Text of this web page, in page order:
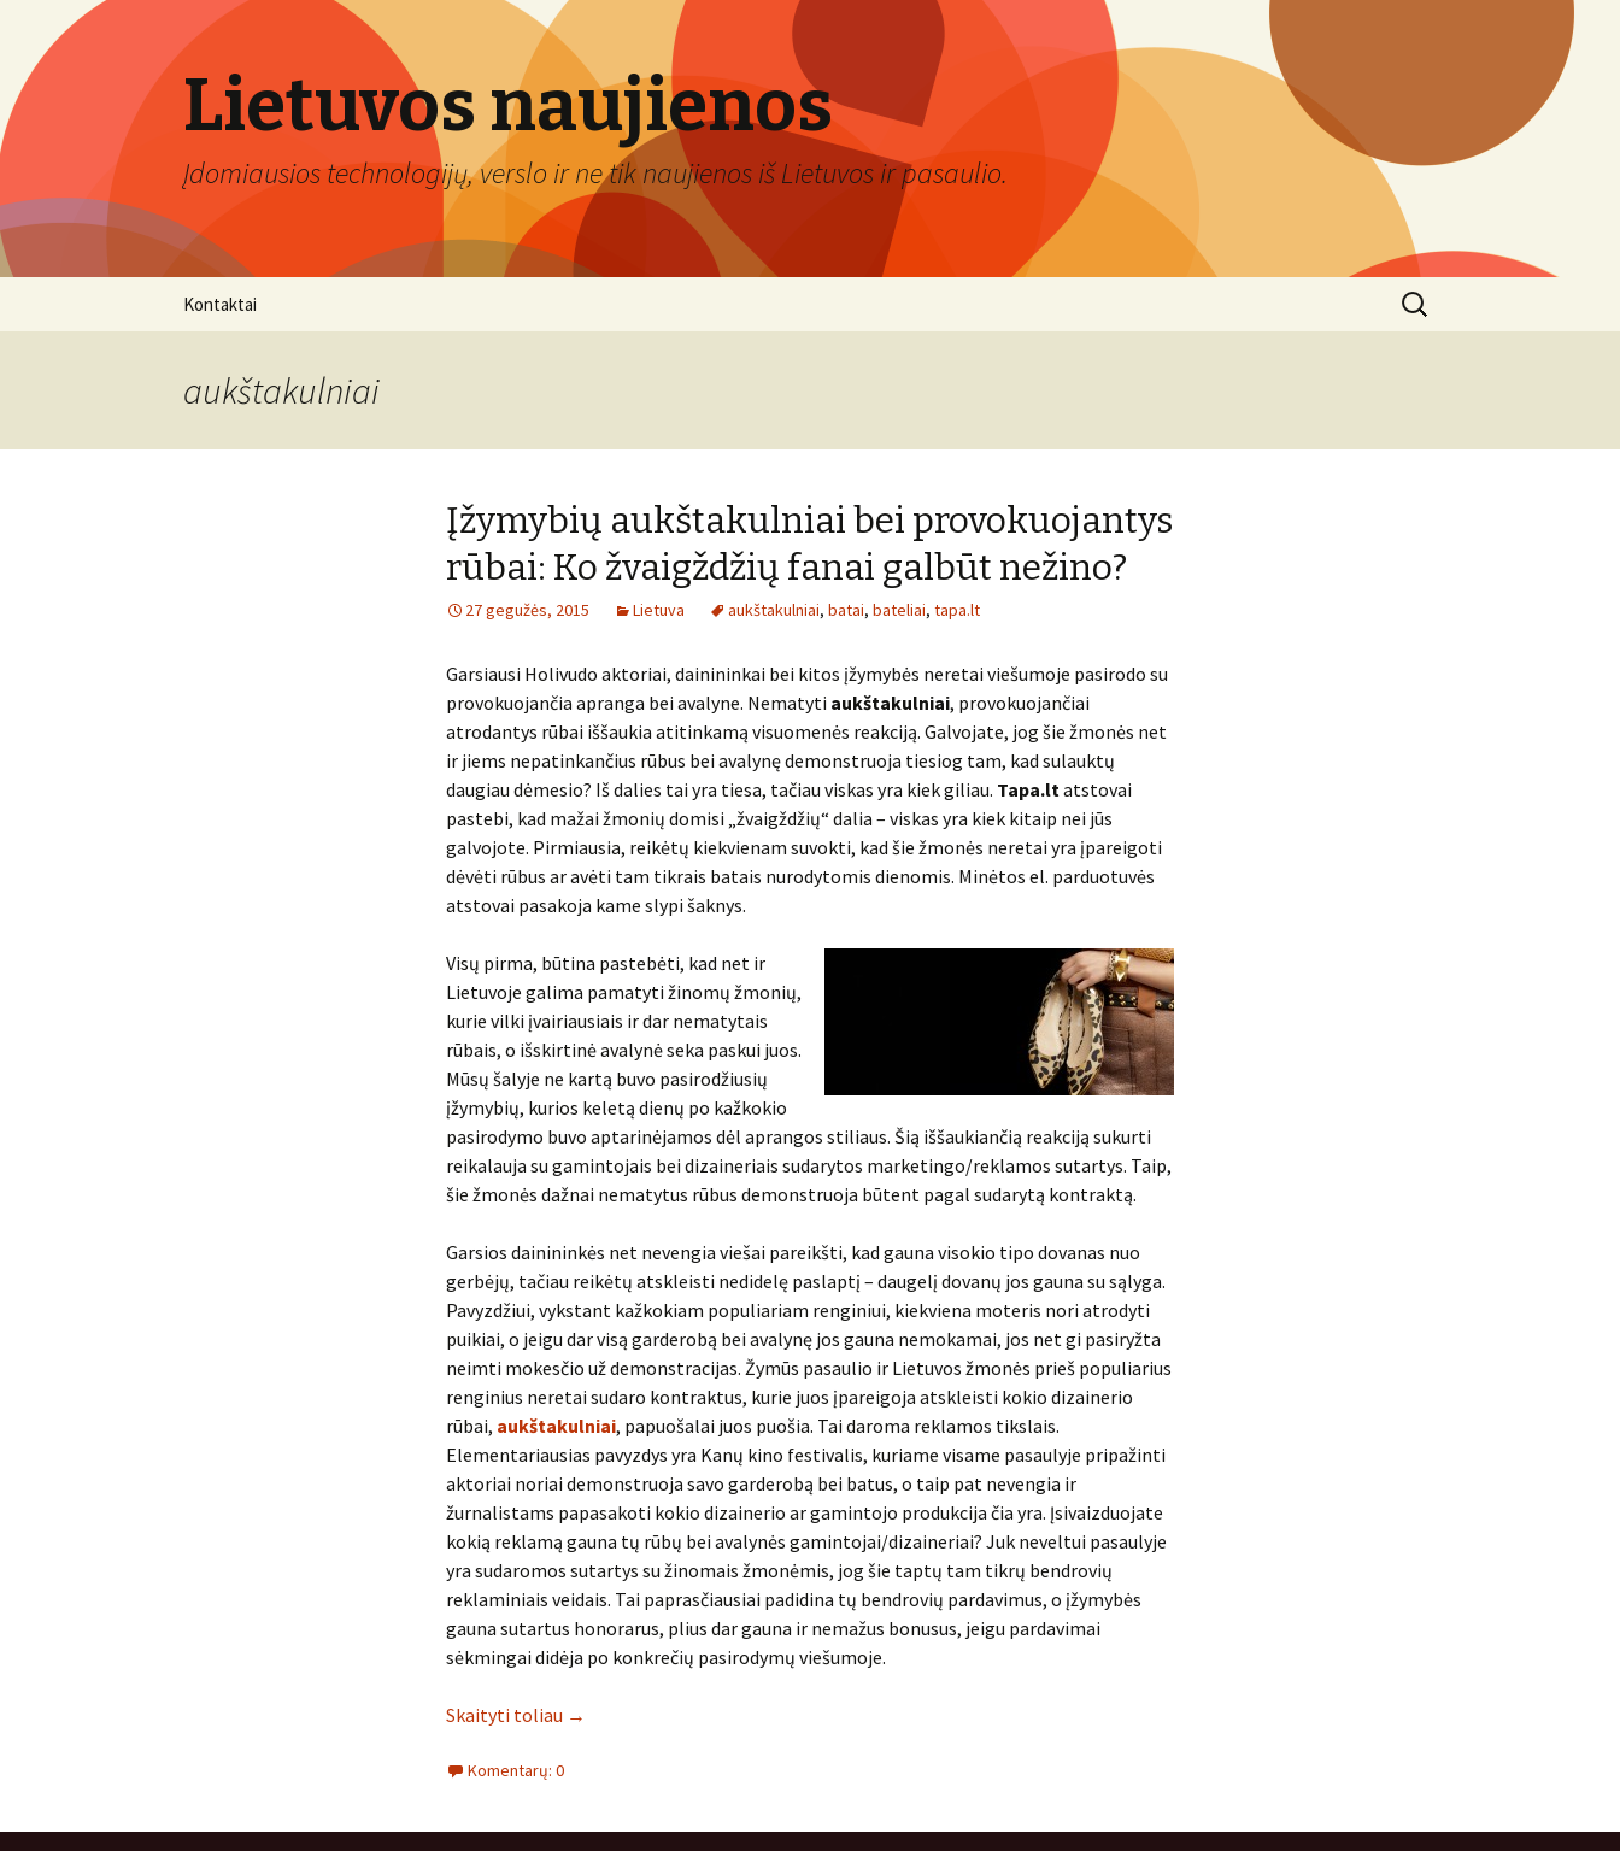
Lietuvos naujienos
Įdomiausios technologijų, verslo ir ne tik naujienos iš Lietuvos ir pasaulio.
Kontaktai
Ieškoti:
aukštakulniai
Įžymybių aukštakulniai bei provokuojantys
rūbai: Ko žvaigždžių fanai galbūt nežino?
27 gegužės, 2015 Lietuva aukštakulniai, batai, bateliai, tapa.lt
Garsiausi Holivudo aktoriai, dainininkai bei kitos įžymybės neretai viešumoje pasirodo su
provokuojančia apranga bei avalyne. Nematyti aukštakulniai, provokuojančiai
atrodantys rūbai iššaukia atitinkamą visuomenės reakciją. Galvojate, jog šie žmonės net
ir jiems nepatinkančius rūbus bei avalynę demonstruoja tiesiog tam, kad sulauktų
daugiau dėmesio? Iš dalies tai yra tiesa, tačiau viskas yra kiek giliau. Tapa.ltatstovai
pastebi, kad mažai žmonių domisi „žvaigždžių“ dalia – viskas yra kiek kitaip nei jūs
galvojote. Pirmiausia, reikėtų kiekvienam suvokti, kad šie žmonės neretai yra įpareigoti
dėvėti rūbus ar avėti tam tikrais batais nurodytomis dienomis. Minėtos el. parduotuvės
atstovai pasakoja kame slypi šaknys.
Visų pirma, būtina pastebėti, kad net ir
Lietuvoje galima pamatyti žinomų žmonių,
kurie vilki įvairiausiais ir dar nematytais
rūbais, o išskirtinė avalynė seka paskui juos.
Mūsų šalyje ne kartą buvo pasirodžiusių
įžymybių, kurios keletą dienų po kažkokio
pasirodymo buvo aptarinėjamos dėl aprangos stiliaus. Šią iššaukiančią reakciją sukurti
reikalauja su gamintojais bei dizaineriais sudarytos marketingo/reklamos sutartys. Taip,
šie žmonės dažnai nematytus rūbus demonstruoja būtent pagal sudarytą kontraktą.
Garsios dainininkės net nevengia viešai pareikšti, kad gauna visokio tipo dovanas nuo
gerbėjų, tačiau reikėtų atskleisti nedidelę paslaptį – daugelį dovanų jos gauna su sąlyga.
Pavyzdžiui, vykstant kažkokiam populiariam renginiui, kiekviena moteris nori atrodyti
puikiai, o jeigu dar visą garderobą bei avalynę jos gauna nemokamai, jos net gi pasiryžta
neimti mokesčio už demonstracijas. Žymūs pasaulio ir Lietuvos žmonės prieš populiarius
renginius neretai sudaro kontraktus, kurie juos įpareigoja atskleisti kokio dizainerio
rūbai, aukštakulniai, papuošalai juos puošia. Tai daroma reklamos tikslais.
Elementariausias pavyzdys yra Kanų kino festivalis, kuriame visame pasaulyje pripažinti
aktoriai noriai demonstruoja savo garderobą bei batus, o taip pat nevengia ir
žurnalistams papasakoti kokio dizainerio ar gamintojo produkcija čia yra. Įsivaizduojate
kokią reklamą gauna tų rūbų bei avalynės gamintojai/dizaineriai? Juk neveltui pasaulyje
yra sudaromos sutartys su žinomais žmonėmis, jog šie taptų tam tikrų bendrovių
reklaminiais veidais. Tai paprasčiausiai padidina tų bendrovių pardavimus, o įžymybės
gauna sutartus honorarus, plius dar gauna ir nemažus bonusus, jeigu pardavimai
sėkmingai didėja po konkrečių pasirodymų viešumoje.
Skaityti toliau →
Komentarų: 0